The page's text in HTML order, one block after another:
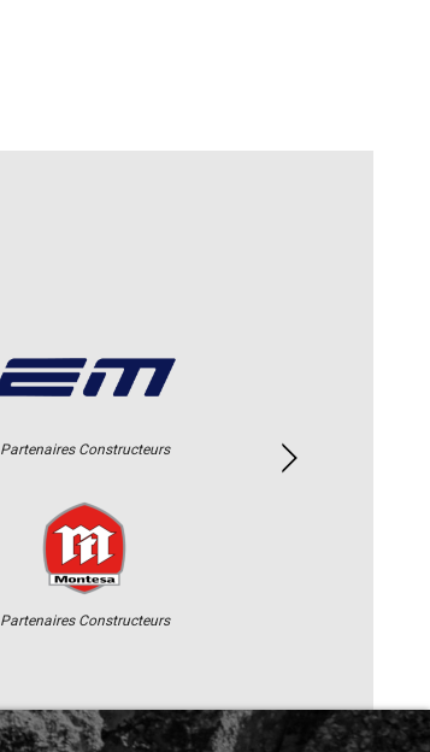
Partenaires Constructeurs
Partenaires Constructeurs